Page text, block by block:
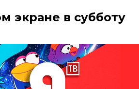
экране в субботу